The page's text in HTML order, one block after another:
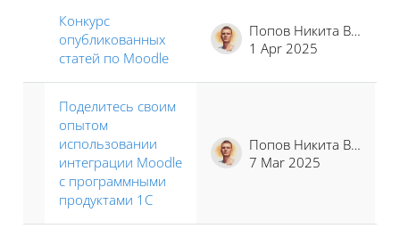
Конкурс
опубликованных
статей по Moodle
Попов Никита Владимирович
1 Apr 2025
Поделитесь своим
опытом
использовании
интеграции Moodle
с программными
продуктами 1С
Попов Никита Владимирович
7 Mar 2025